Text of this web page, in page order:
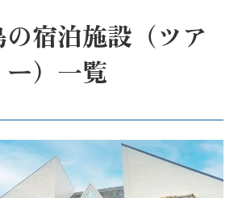
宿泊施設（ツア
ー）一覧